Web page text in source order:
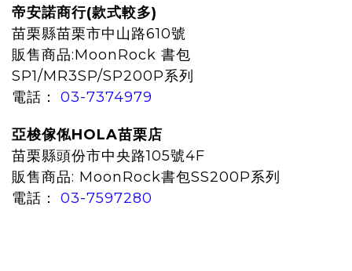
帝安諾商行(款式較多)
苗栗縣苗栗市中山路610號
販售商品:MoonRock 書包
SP1/MR3SP/SP200P系列
電話：
03-7374979
亞梭傢俬HOLA苗栗店
苗栗縣頭份市中央路105號4F
販售商品: MoonRock書包SS200P系列
電話：
03-7597280